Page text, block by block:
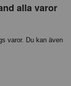
alla varor
varor. Du kan även